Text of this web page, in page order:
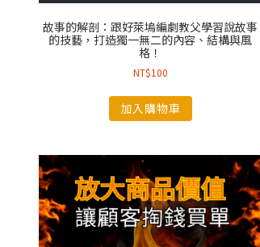
故事的解剖：跟好萊塢編劇教父學習說故事
的技藝，打造獨一無二的內容、結構與風
格！
NT$100
加入購物車